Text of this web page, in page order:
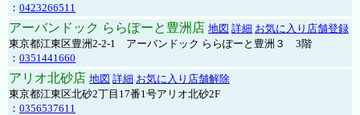
： 0423266511
アーバンドック ららぽーと豊洲店 地図 詳細 お気に入り店舗登録
東京都江東区豊洲2-2-1 アーバンドック ららぽーと豊洲３ 3階
： 0351441660
アリオ北砂店 地図 詳細 お気に入り店舗解除
東京都江東区北砂2丁目17番1号アリオ北砂2F
： 0356537611